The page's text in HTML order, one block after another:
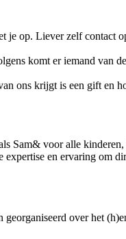
je op. Liever zelf contact
komt er iemand
ons krijgt is een gift en
Sam& voor alle
expertise en ervaring om
over het